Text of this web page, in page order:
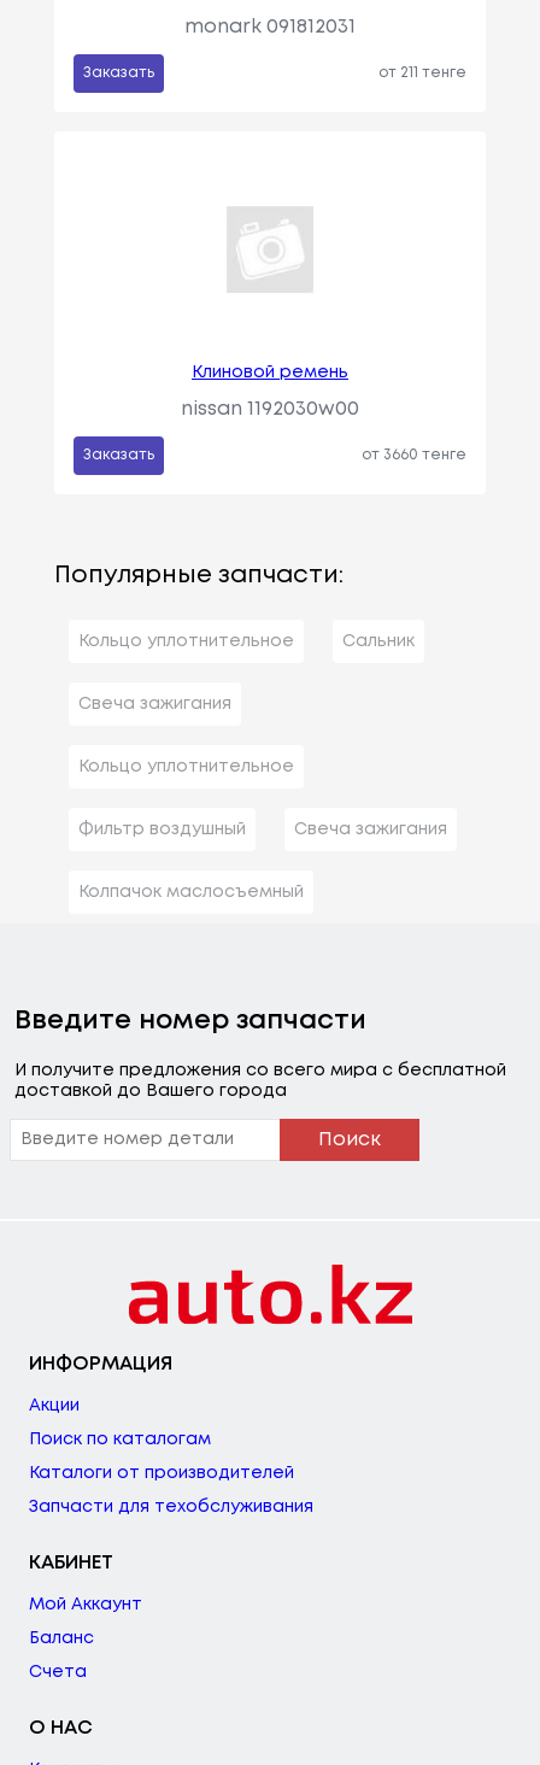
monark 091812031
Заказать от 211 тенге
Клиновой ремень
nissan 1192030w00
Заказать от 3660 тенге
Популярные запчасти:
Кольцо уплотнительное Сальник
Свеча зажигания
Кольцо уплотнительное
Фильтр воздушный Свеча зажигания
Колпачок маслосъемный
Введите номер запчасти
И получите предложения со всего мира с бесплатной
доставкой до Вашего города
Поиск
ИНФОРМАЦИЯ
Акции
Поиск по каталогам
Каталоги от производителей
Запчасти для техобслуживания
КАБИНЕТ
Мой Аккаунт
Баланс
Счета
О НАС